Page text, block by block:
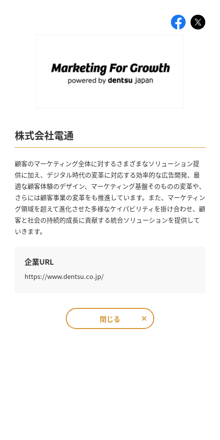
株式会社電通
顧客のマーケティング全体に対するさまざまなソリューション提
供に加え、デジタル時代の変革に対応する効率的な広告開発、最
適な顧客体験のデザイン、マーケティング基盤そのものの変革や、
さらには顧客事業の変革をも推進しています。また、マーケティン
グ領域を超えて進化させた多様なケイパビリティを掛け合わせ、顧
客と社会の持続的成長に貢献する統合ソリューションを提供して
いきます。
企業URL
https://www.dentsu.co.jp/
閉じる